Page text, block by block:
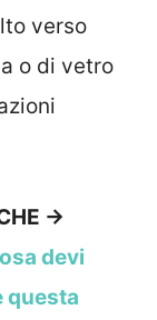
verso
o di vetro
→
devi
questa